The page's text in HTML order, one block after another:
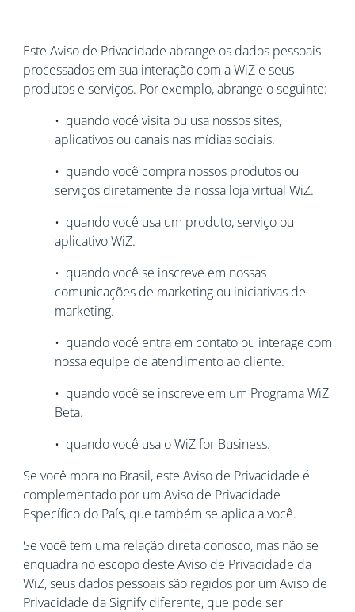
Este Aviso de Privacidade abrange os dados pessoais
processados em sua interação com a WiZ e seus
produtos e serviços. Por exemplo, abrange o seguinte:
• quando você visita ou usa nossos sites,
aplicativos ou canais nas mídias sociais.
• quando você compra nossos produtos ou
serviços diretamente de nossa loja virtual WiZ.
• quando você usa um produto, serviço ou
aplicativo WiZ.
• quando você se inscreve em nossas
comunicações de marketing ou iniciativas de
marketing.
• quando você entra em contato ou interage com
nossa equipe de atendimento ao cliente.
• quando você se inscreve em um Programa WiZ
Beta.
• quando você usa o WiZ for Business.
Se você mora no Brasil, este Aviso de Privacidade é
complementado por um Aviso de Privacidade
Específico do País, que também se aplica a você.
Se você tem uma relação direta conosco, mas não se
enquadra no escopo deste Aviso de Privacidade da
WiZ, seus dados pessoais são regidos por um Aviso de
Privacidade da Signify diferente, que pode ser